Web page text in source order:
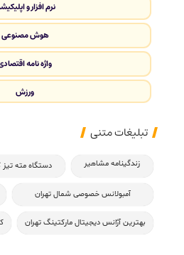
نرم افزار و
هوش مصنوعی
واژه نامه
ورزش
تبلیغات متنی
زندگینامه مشاهیر دستگاه مته
آمبولانس خصوصی شمال تهران
بهترین آژانس دیجیتال مارکتینگ تهران